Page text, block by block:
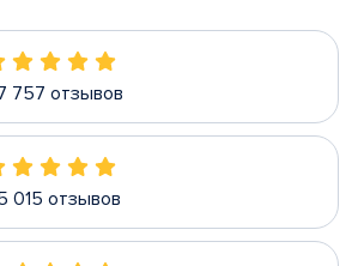
757 отзывов
015 отзывов